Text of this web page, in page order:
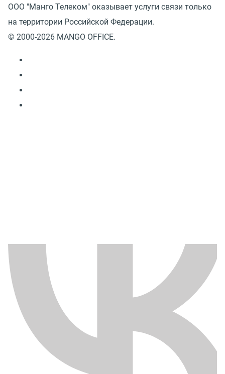
ООО "Манго Телеком" оказывает услуги связи только
на территории Российской Федерации.
© 2000-2026 MANGO OFFICE.